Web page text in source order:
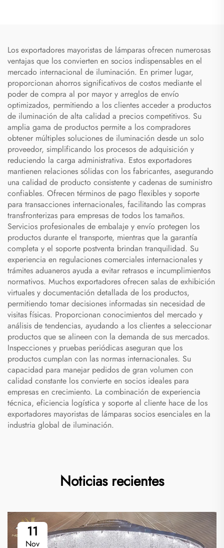
Los exportadores mayoristas de lámparas ofrecen numerosas
ventajas que los convierten en socios indispensables en el
mercado internacional de iluminación. En primer lugar,
proporcionan ahorros significativos de costos mediante el
poder de compra al por mayor y arreglos de envío
optimizados, permitiendo a los clientes acceder a productos
de iluminación de alta calidad a precios competitivos. Su
amplia gama de productos permite a los compradores
obtener múltiples soluciones de iluminación desde un solo
proveedor, simplificando los procesos de adquisición y
reduciendo la carga administrativa. Estos exportadores
mantienen relaciones sólidas con los fabricantes, asegurando
una calidad de producto consistente y cadenas de suministro
confiables. Ofrecen términos de pago flexibles y soporte
para transacciones internacionales, facilitando las compras
transfronterizas para empresas de todos los tamaños.
Servicios profesionales de embalaje y envío protegen los
productos durante el transporte, mientras que la garantía
completa y el soporte postventa brindan tranquilidad. Su
experiencia en regulaciones comerciales internacionales y
trámites aduaneros ayuda a evitar retrasos e incumplimientos
normativos. Muchos exportadores ofrecen salas de exhibición
virtuales y documentación detallada de los productos,
permitiendo tomar decisiones informadas sin necesidad de
visitas físicas. Proporcionan conocimientos del mercado y
análisis de tendencias, ayudando a los clientes a seleccionar
productos que se alineen con la demanda de sus mercados.
Inspecciones y pruebas periódicas aseguran que los
productos cumplan con las normas internacionales. Su
capacidad para manejar pedidos de gran volumen con
calidad constante los convierte en socios ideales para
empresas en crecimiento. La combinación de experiencia
técnica, eficiencia logística y soporte al cliente hace de los
exportadores mayoristas de lámparas socios esenciales en la
industria global de iluminación.
Noticias recientes
11
Nov